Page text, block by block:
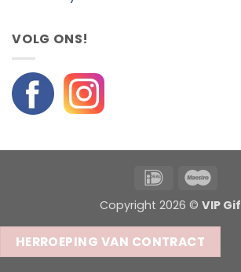
VOLG ONS!
IDeal
Copyright 2026 © VIP
HERROEPING VAN CONTRACT